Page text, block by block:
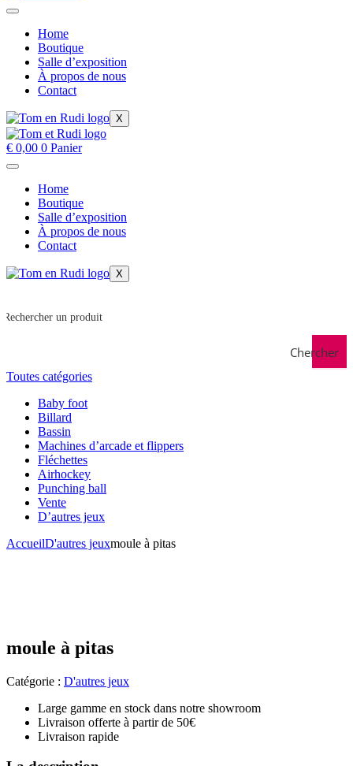
Home
Boutique
Salle d’exposition
À propos de nous
Contact
X
€ 0,00 0 Panier
Home
Boutique
Salle d’exposition
À propos de nous
Contact
X
Chercher
Toutes catégories
Baby foot
Billard
Bassin
Machines d’arcade et flippers
Fléchettes
Airhockey
Punching ball
Vente
D’autres jeux
AccueilD'autres jeuxmoule à pitas
moule à pitas
Catégorie : D'autres jeux
Large gamme en stock dans notre showroom
Livraison offerte à partir de 50€
Livraison rapide